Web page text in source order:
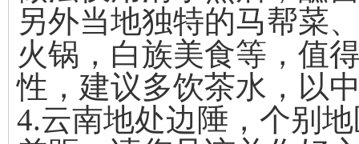
另外当地独特的马帮菜
火锅，白族美食等，值
性，建议多饮茶水，以
4.云南地处边陲，个别